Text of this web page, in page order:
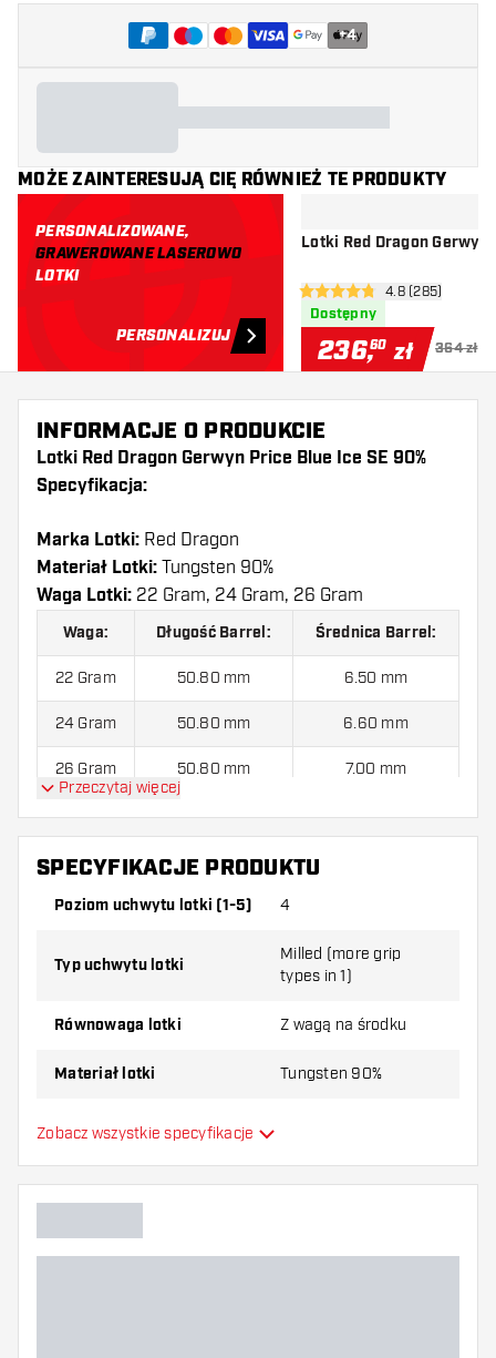
+4
MOŻE ZAINTERESUJĄ CIĘ RÓWNIEŻ TE PRODUKTY
PERSONALIZOWANE,
GRAWEROWANE LASEROWO
LOTKI
PERSONALIZUJ
Lotki Red Dragon Gerwyn
otwórz panel
4.8 gwiazdki oceny
4.8 (285)
Dostępny
236,60 zł 364 zł
INFORMACJE O PRODUKCIE
Lotki Red Dragon Gerwyn Price Blue Ice SE 90%
Specyfikacja:
Marka Lotki: Red Dragon
Materiał Lotki: Tungsten 90%
Waga Lotki: 22 Gram, 24 Gram, 26 Gram
Waga: Długość Barrel: Średnica Barrel:
22 Gram 50.80 mm 6.50 mm
24 Gram 50.80 mm 6.60 mm
26 Gram 50.80 mm 7.00 mm
jest dostarczony z:3 Lotki, 3 Piórki i 3 Shafty.
Przeczytaj więcej
SPECYFIKACJE PRODUKTU
Poziom uchwytu lotki (1-5) 4
Typ uchwytu lotki
Milled (more grip
types in 1)
Równowaga lotki Z wagą na środku
Materiał lotki Tungsten 90%
Typ Dartowy chwyt na nos
Gracz w darta
Zobacz wszystkie specyfikacje